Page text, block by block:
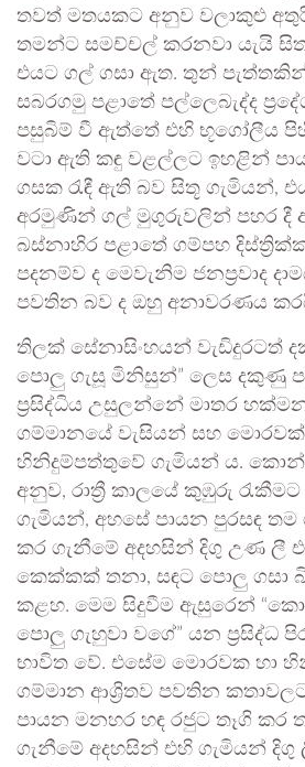
තවත් මතයකට අනුව වලාකුළු
තමන්ට සමච්චල් කරනවා යැයි
එයට ගල් ගසා ඇත. තුන්
සබරගමු පළාතේ පල්ලෙබැද්ද
පසුබිම් වී ඇත්තේ එහි භූගෝලීය
වටා ඇති කඳු වළල්ලට ඉහළින්
ගසක රැඳී ඇති බව සිතූ ගැමියන්,
අරමුණින් ගල් මුගුරුවලින් පහර දී
බස්නාහිර පළාතේ ගම්පහ
පදනම්ව ද මෙවැනිම ජනප්‍රවාද
පවතින බව ද ඔහු අනාවරණය
තිලක් සේනාසිංහයන් වැඩිදුරටත්
පොලු ගැසූ මිනිසුන්” ලෙස දකුණු
ප්‍රසිද්ධිය උසුලන්නේ මාතර
ගම්මානයේ වැසියන් සහ
හිනිදුම්පත්තුවේ ගැමියන් ය.
අනුව, රාත්‍රී කාලයේ කුඹුරු
ගැමියන්, අහසේ පායන පුරසඳ
කර ගැනීමේ අදහසින් දිගු උණ ලී
කෙක්කක් තනා, සඳට පොලු ගසා
කළහ. මෙම සිදුවීම ඇසුරෙන්
පොලු ගැහුවා වගේ” යන ප්‍රසිද්ධ
භාවිත වේ. එසේම මොරවක හා
ගම්මාන ආශ්‍රිතව පවතින
පායන මනහර හඳ රජුට තෑගි කර
ගැනීමේ අදහසින් එහි ගැමියන්